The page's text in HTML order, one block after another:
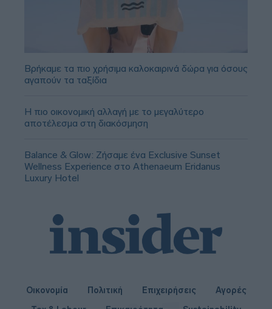
Βρήκαμε τα πιο χρήσιμα καλοκαιρινά δώρα για όσους
αγαπούν τα ταξίδια
Η πιο οικονομική αλλαγή με το μεγαλύτερο
αποτέλεσμα στη διακόσμηση
Balance & Glow: Ζήσαμε ένα Exclusive Sunset
Wellness Experience στο Athenaeum Eridanus
Luxury Hotel
Οικονομία Πολιτική Επιχειρήσεις
Αγορές